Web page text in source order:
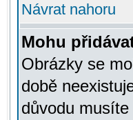
Návrat nahoru
Mohu
Obrázky se
době
důvodu